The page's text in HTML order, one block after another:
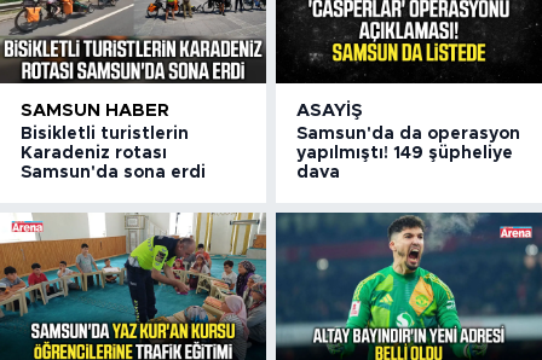
SAMSUN HABER
Bisikletli turistlerin
Karadeniz rotası
Samsun'da sona erdi
ASAYIŞ
Samsun'da da operasyon
yapılmıştı! 149 şüpheliye
dava